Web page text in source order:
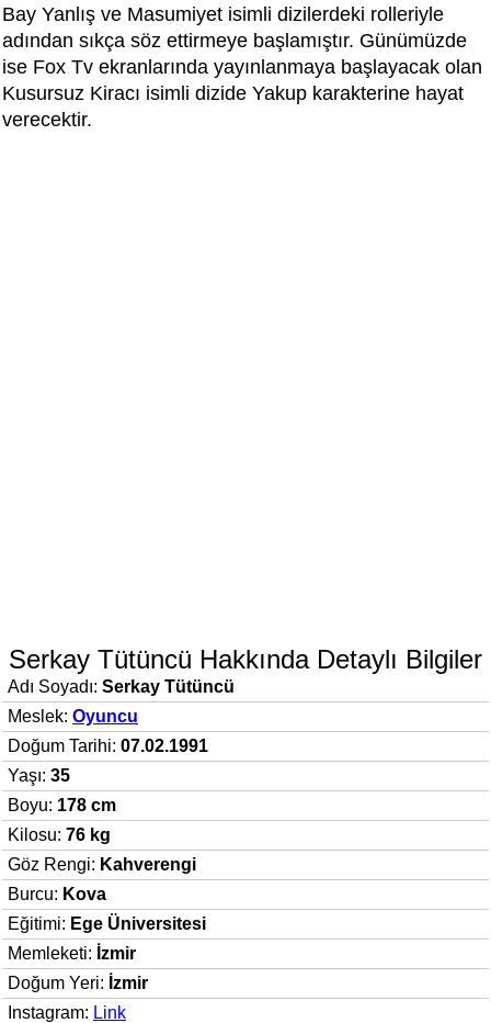
Bay Yanlış ve Masumiyet isimli dizilerdeki rolleriyle
adından sıkça söz ettirmeye başlamıştır. Günümüzde
ise Fox Tv ekranlarında yayınlanmaya başlayacak olan
Kusursuz Kiracı isimli dizide Yakup karakterine hayat
verecektir.
Serkay Tütüncü Hakkında Detaylı Bilgiler
Adı Soyadı: Serkay Tütüncü
Meslek: Oyuncu
Doğum Tarihi: 07.02.1991
Yaşı: 35
Boyu: 178 cm
Kilosu: 76 kg
Göz Rengi: Kahverengi
Burcu: Kova
Eğitimi: Ege Üniversitesi
Memleketi: İzmir
Doğum Yeri: İzmir
Instagram: Link